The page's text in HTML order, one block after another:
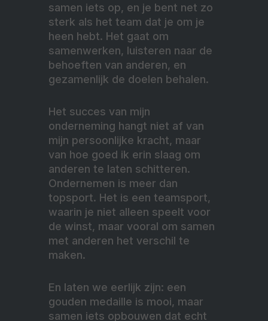
samen iets op, en je bent net zo
sterk als het team dat je om je
heen hebt. Het gaat om
samenwerken, luisteren naar de
behoeften van anderen, en
gezamenlijk de doelen behalen.
Het succes van mijn
onderneming hangt niet af van
mijn persoonlijke kracht, maar
van hoe goed ik erin slaag om
anderen te laten schitteren.
Ondernemen is meer dan
topsport. Het is een teamsport,
waarin je niet alleen speelt voor
de winst, maar vooral om samen
met anderen het verschil te
maken.
En laten we eerlijk zijn: een
gouden medaille is mooi, maar
samen iets opbouwen dat echt